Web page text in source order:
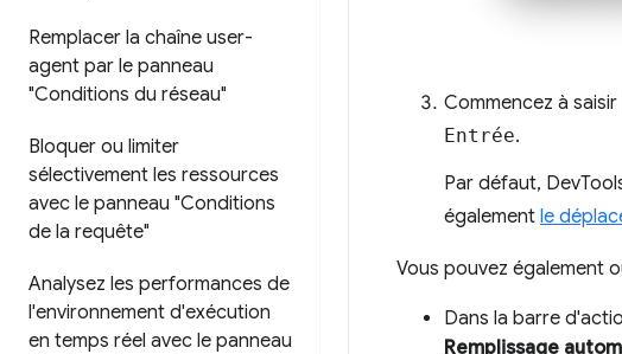
Remplacer la chaîne user-
agent par le panneau
"Conditions du réseau"
Bloquer ou limiter
sélectivement les ressources
avec le panneau "Conditions
de la requête"
Analysez les performances de
l'environnement d'exécution
en temps réel avec le panneau
Commencez à saisir
Entrée.
Par défaut,
également le
Vous pouvez également
Dans la barre
Remplissage